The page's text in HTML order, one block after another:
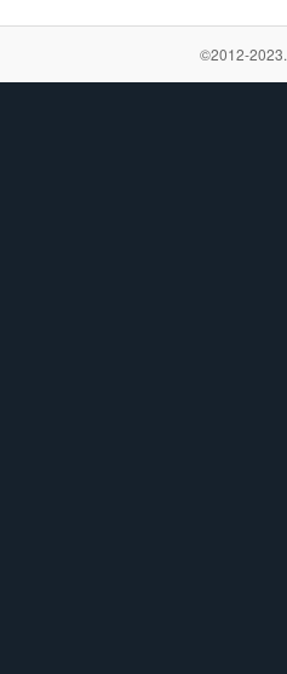
©2012-